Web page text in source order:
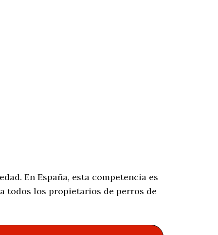
En España, esta competencia es
todos los propietarios de perros de